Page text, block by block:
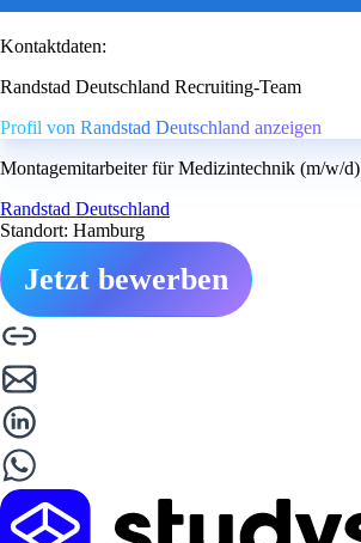
Kontaktdaten:
Randstad Deutschland Recruiting-Team
Profil von Randstad Deutschland anzeigen
Montagemitarbeiter für Medizintechnik (m/w/d)
Randstad Deutschland
Standort: Hamburg
Jetzt bewerben